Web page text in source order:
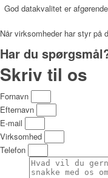
God datakvalitet er
Når virksomheder har styr på
Har du
Skriv til os
Fornavn
Efternavn
E-mail
Virksomhed
Telefon